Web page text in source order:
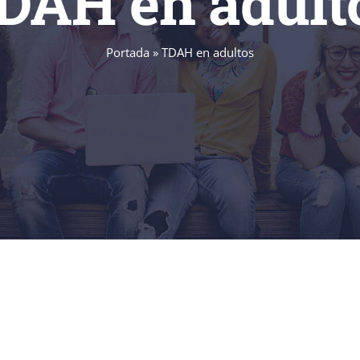
Portada »TDAH en adultos